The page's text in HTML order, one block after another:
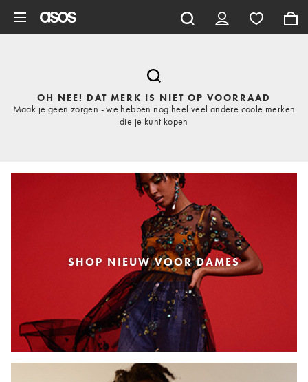
OH NEE! DAT MERK IS NIET OP VOORRAAD
Maak je geen zorgen - we hebben nog heel veel andere coole merken
die je kunt kopen
SHOP NIEUW VOOR DAMES